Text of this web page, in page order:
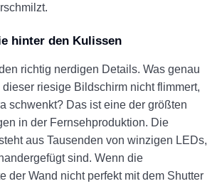
hinter den Kulissen
richtig nerdigen Details. Was genau
dieser riesige Bildschirm nicht flimmert,
schwenkt? Das ist eine der größten
in der Fernsehproduktion. Die
aus Tausenden von winzigen LEDs,
sind. Wenn die
der Wand nicht perfekt mit dem Shutter